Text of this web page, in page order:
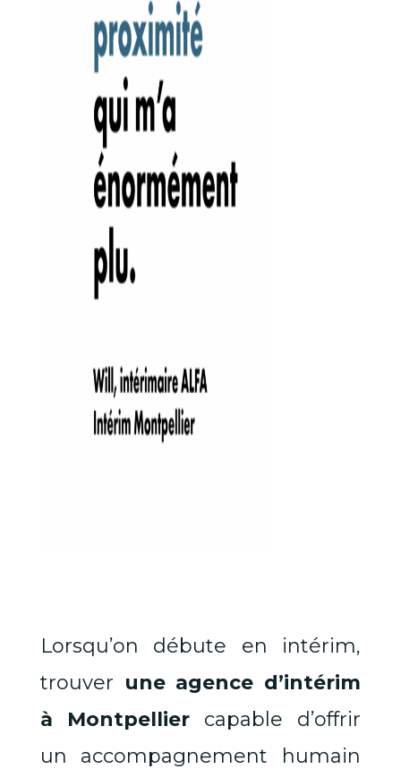
Lorsqu’on débute en intérim,
trouver une agence d’intérim
à Montpelliercapable d’offrir
un accompagnement humain